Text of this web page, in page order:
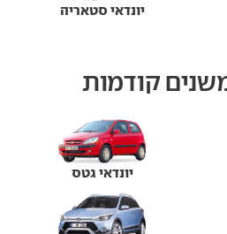
יונדאי סטאריה
קודמות
יונדאי גטס